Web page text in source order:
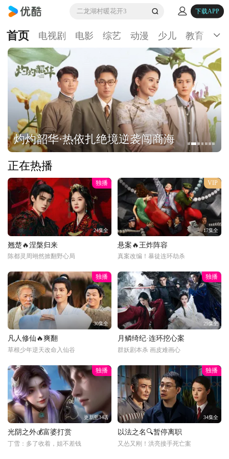
二龙湖村暖花开3 下载APP
首页 电视剧 电影 综艺 动漫 少儿 教育 生
灼灼韶华·热依扎绝境逆袭闯商海
正在热播
独播
24集全
翘楚🔥涅槃归来
陈都灵周翊然掀翻野心局
VIP
17集全
悬案🔥王炸阵容
真案改编！暴徒连环劫杀
独播
30集全
凡人修仙🔥爽翻
草根少年逆天改命入仙谷
独播
29集全
月鳞绮纪·连环挖心案
群妖剧本杀 画皮难画心
独播
更新至34话
光阴之外💰富婆打赏
丁雪：多了收着，姐不差钱
独播
34集全
以法之名🔍暂停离职
又怂又刚！洪亮接手死亡案